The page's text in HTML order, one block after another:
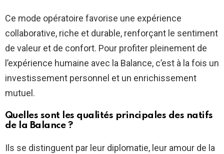
Ce mode opératoire favorise une expérience
collaborative, riche et durable, renforçant le sentiment
de valeur et de confort. Pour profiter pleinement de
l’expérience humaine avec la Balance, c’est à la fois un
investissement personnel et un enrichissement
mutuel.
Quelles sont les qualités principales des natifs
de la Balance ?
Ils se distinguent par leur diplomatie, leur amour de la